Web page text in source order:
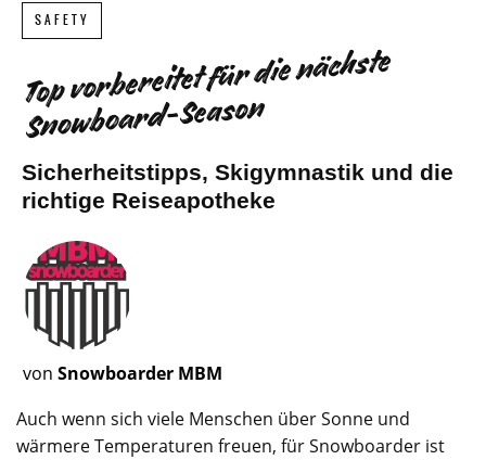
SAFETY
Top vorbereitet für die nächste
Snowboard-Season
Sicherheitstipps, Skigymnastik und die
richtige Reiseapotheke
von Snowboarder MBM
Auch wenn sich viele Menschen über Sonne und
wärmere Temperaturen freuen, für Snowboarder ist